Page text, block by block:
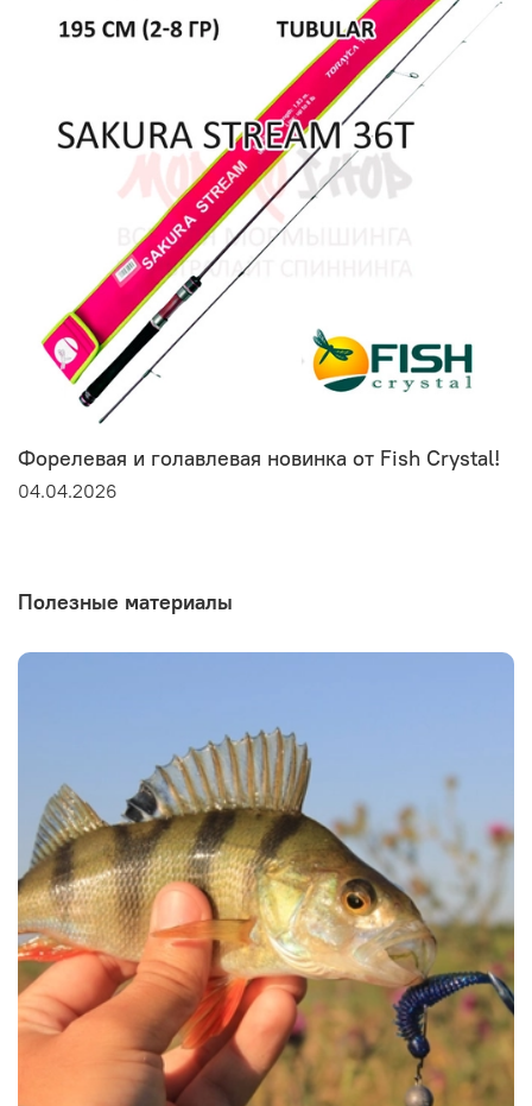
Форелевая и голавлевая новинка от Fish Crystal!
04.04.2026
Полезные материалы